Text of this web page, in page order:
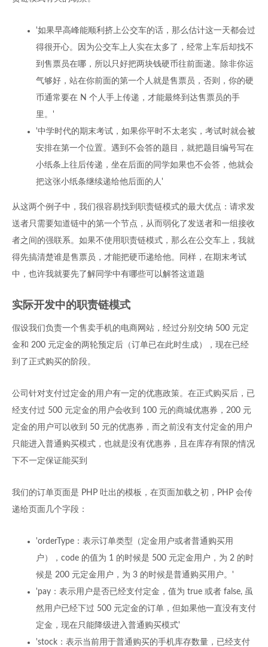
'如果早高峰能顺利挤上公交车的话，那么估计这一天都会过
得很开心。因为公交车上人实在太多了，经常上车后却找不
到售票员在哪，所以只好把两块钱硬币往前面递。除非你运
气够好，站在你前面的第一个人就是售票员，否则，你的硬
币通常要在 N 个人手上传递，才能最终到达售票员的手
里。'
'中学时代的期末考试，如果你平时不太老实，考试时就会被
安排在第一个位置。遇到不会答的题目，就把题目编号写在
小纸条上往后传递，坐在后面的同学如果也不会答，他就会
把这张小纸条继续递给他后面的人'
从这两个例子中，我们很容易找到职责链模式的最大优点：请求发
送者只需要知道链中的第一个节点，从而弱化了发送者和一组接收
者之间的强联系。如果不使用职责链模式，那么在公交车上，我就
得先搞清楚谁是售票员，才能把硬币递给他。同样，在期末考试
中，也许我就要先了解同学中有哪些可以解答这道题
实际开发中的职责链模式
假设我们负责一个售卖手机的电商网站，经过分别交纳 500 元定
金和 200 元定金的两轮预定后（订单已在此时生成），现在已经
到了正式购买的阶段。
公司针对支付过定金的用户有一定的优惠政策。在正式购买后，已
经支付过 500 元定金的用户会收到 100 元的商城优惠券，200 元
定金的用户可以收到 50 元的优惠券，而之前没有支付定金的用户
只能进入普通购买模式，也就是没有优惠券，且在库存有限的情况
下不一定保证能买到
我们的订单页面是 PHP 吐出的模板，在页面加载之初，PHP 会传
递给页面几个字段：
'orderType：表示订单类型（定金用户或者普通购买用
户），code 的值为 1 的时候是 500 元定金用户，为 2 的时
候是 200 元定金用户，为 3 的时候是普通购买用户。'
'pay：表示用户是否已经支付定金，值为 true 或者 false, 虽
然用户已经下过 500 元定金的订单，但如果他一直没有支付
定金，现在只能降级进入普通购买模式'
'stock：表示当前用于普通购买的手机库存数量，已经支付